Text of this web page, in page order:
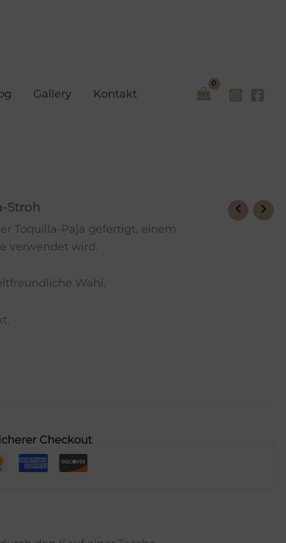
Gallery Kontakt
Stroh
Toquilla-Paja gefertigt, einem
verwendet wird.
Wahl.
Checkout